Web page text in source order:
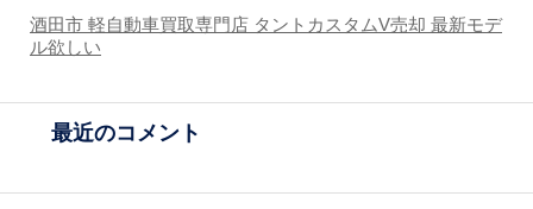
酒田市 軽自動車買取専門店 タントカスタムV売却 最新モデ
ル欲しい
最近のコメント